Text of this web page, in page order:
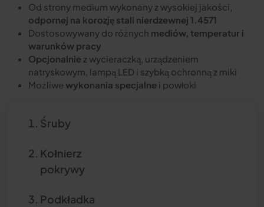
Od strony medium wykonany z wysokiej jakości,
odpornej na korozję stali nierdzewnej 1.4571
Dostosowywany do różnych mediów, temperatur i
warunków pracy
Opcjonalnie z wycieraczką, urządzeniem
natryskowym, lampą LED i szybką ochronną z miki
Możliwe wykonania specjalne i powłoki
Śruby
Kołnierz
pokrywy
Podkładka